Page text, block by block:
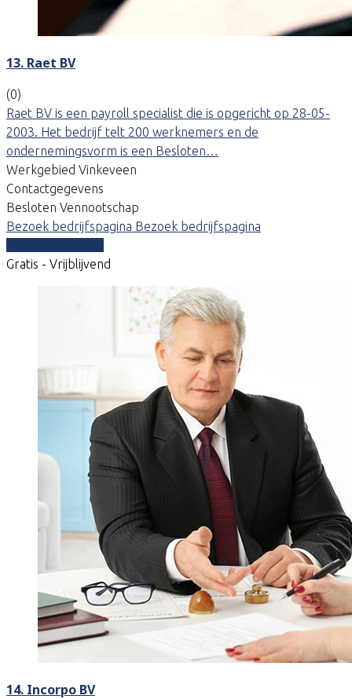
13. Raet BV
(0)
Raet BV is een payroll specialist die is opgericht op 28-05-
2003. Het bedrijf telt 200 werknemers en de
ondernemingsvorm is een Besloten…
Werkgebied Vinkeveen
Contactgegevens
Besloten Vennootschap
Bezoek bedrijfspagina Bezoek bedrijfspagina
Gratis - Vrijblijvend
14. Incorpo BV